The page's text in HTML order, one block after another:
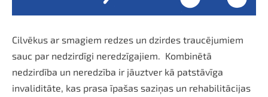
Cilvēkus ar smagiem redzes un dzirdes traucējumiem
sauc par nedzirdīgi neredzīgajiem. Kombinētā
nedzirdība un neredzība ir jāuztver kā patstāvīga
invaliditāte, kas prasa īpašas saziņas un rehabilitācijas